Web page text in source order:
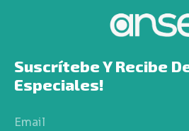
Suscrítebe Y Recibe
Especiales!